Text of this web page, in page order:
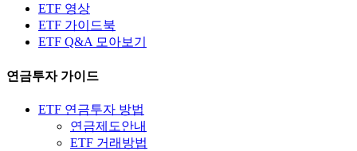
ETF 영상
ETF 가이드북
ETF Q&A 모아보기
연금투자 가이드
ETF 연금투자 방법
연금제도안내
ETF 거래방법